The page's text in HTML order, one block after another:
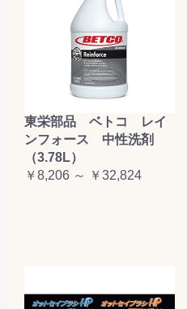
東栄部品 ベトコ レイ
ンフォース 中性洗剤
（3.78L）
￥8,206 ～ ￥32,824